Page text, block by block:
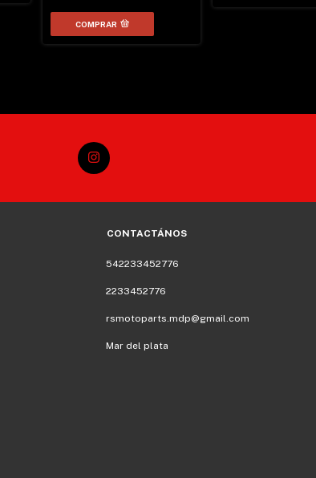
COMPRAR
CONTACTÁNOS
542233452776
2233452776
rsmotoparts.mdp@gmail.com
Mar del plata